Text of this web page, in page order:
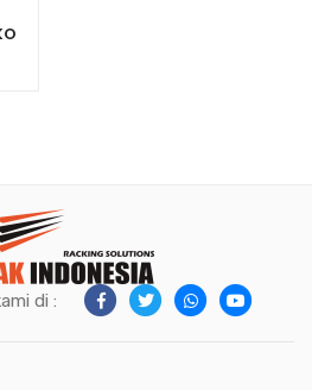
di :